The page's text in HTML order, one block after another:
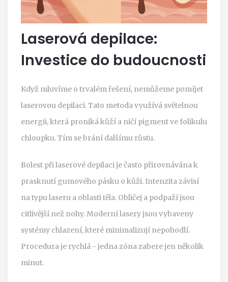
Laserová depilace:
Investice do budoucnosti
Když mluvíme o trvalém řešení, nemůžeme pomíjet
laserovou depilaci. Tato metoda využívá světelnou
energii, která proniká kůží a ničí pigment ve folikulu
chloupku. Tím se brání dalšímu růstu.
Bolest při laserové depilaci je často přirovnávána k
prasknutí gumového pásku o kůži. Intenzita závisí
na typu laseru a oblasti těla. Obličej a podpaží jsou
citlivější než nohy. Moderní lasery jsou vybaveny
systémy chlazení, které minimalizují nepohodlí.
Procedura je rychlá - jedna zóna zabere jen několik
minut.